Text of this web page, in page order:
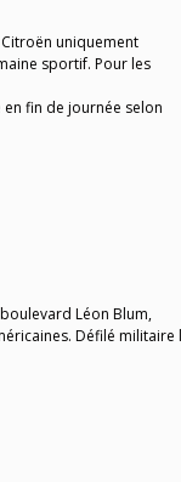
uniquement
sportif. Pour les
fin de journée selon
Léon Blum,
Défilé militaire